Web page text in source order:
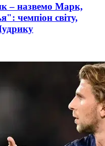
– назвемо Марк,
чемпіон світу,